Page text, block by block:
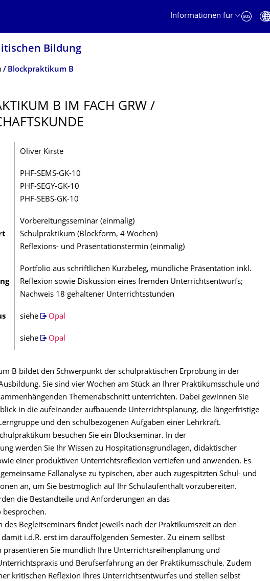
Informationen für
Bildung
Blockpraktikum B
B IM FACH GRW /
Oliver Kirste
PHF-SEMS-GK-10
PHF-SEGY-GK-10
PHF-SEBS-GK-10
Vorbereitungsseminar (einmalig)
Schulpraktikum (Blockform, 4 Wochen)
Reflexions- und Präsentationstermin (einmalig)
Portfolio aus schriftlichen Kurzbeleg, mündliche Präsentation inkl.
Reflexion sowie Diskussion eines fremden Unterrichtsentwurfs;
Nachweis 18 gehaltener Unterrichtsstunden
siehe Opal
siehe Opal
B bildet den Schwerpunkt der schulpraktischen Erprobung in der
Sie sind vier Wochen am Stück an Ihrer Praktikumsschule und
Themenabschnitt unterrichten. Dabei gewinnen Sie
in die aufeinander aufbauende Unterrichtsplanung, die längerfristige
und den schulbezogenen Aufgaben einer Lehrkraft.
besuchen Sie ein Blockseminar. In der
werden Sie Ihr Wissen zu Hospitationsgrundlagen, didaktischer
einer produktiven Unterrichtsreflexion vertiefen und anwenden. Es
Fallanalyse zu typischen, aber auch zugespitzten Schul- und
an, um Sie bestmöglich auf Ihr Schulaufenthalt vorzubereiten.
die Bestandteile und Anforderungen an das
des Begleitseminars findet jeweils nach der Praktikumszeit an den
i.d.R. erst im darauffolgenden Semester. Zu einem sellbst
präsentieren Sie mündlich Ihre Unterrichtsreihenplanung und
und Berufserfahrung an der Praktikumsschule. Zudem
kritischen Reflexion Ihres Unterrichtsentwurfes und stellen selbst